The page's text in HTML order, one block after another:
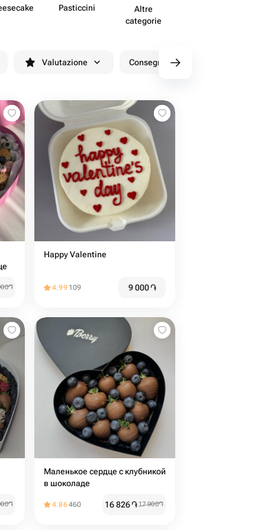
Past​iccini
Altre
categorie
Valutazione Consegna entro 90 minuti
֏
Happy Valentine
4.99 109 9 000֏
֏
Маленькое сердце с клубникой
в шоколаде
4.86460 16 826֏17 900֏